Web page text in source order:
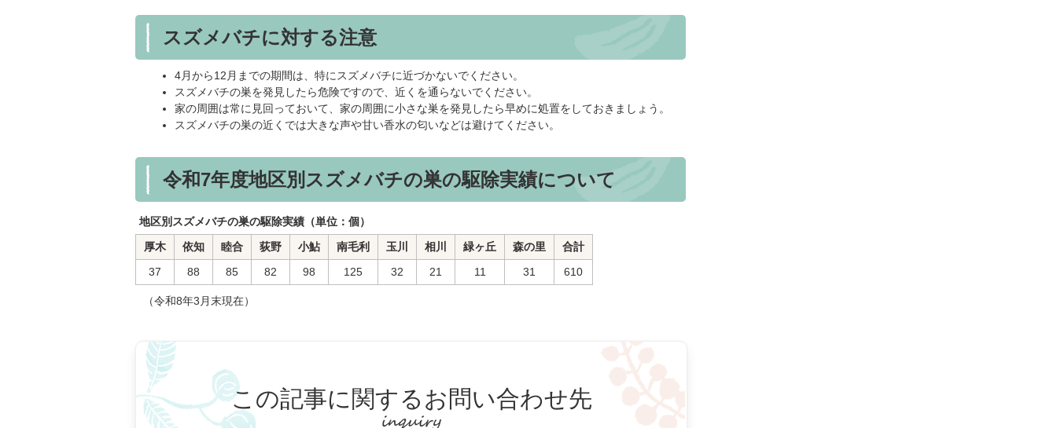
スズメバチに対する注意
4月から12月までの期間は、特にスズメバチに近づかないでください。
スズメバチの巣を発見したら危険ですので、近くを通らないでください。
家の周囲は常に見回っておいて、家の周囲に小さな巣を発見したら早めに処置をしておきましょう。
スズメバチの巣の近くでは大きな声や甘い香水の匂いなどは避けてください。
令和7年度地区別スズメバチの巣の駆除実績について
地区別スズメバチの巣の駆除実績（単位：個）
厚木
依知 睦合 荻野 小鮎 南毛利 玉川 相川 緑ヶ丘 森の里
合計
37
88 85 82 98 125 32 21 11 31 610
（令和8年3月末現在）
この記事に関するお問い合わせ先